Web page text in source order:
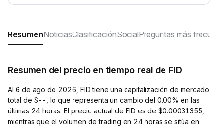
ResumenNoticiasClasificaciónSocialPreguntas más
Resumen del precio en tiempo real de FID
Al 6 de ago de 2026, FID tiene una capitalización de mercado
total de $--, lo que representa un cambio del 0.00% en las
últimas 24 horas. El precio actual de FID es de $0.00031355,
mientras que el volumen de trading en 24 horas se sitúa en